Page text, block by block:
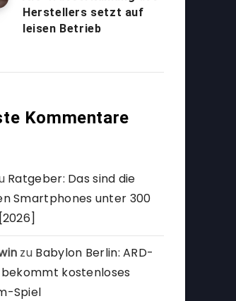
Herstellers setzt auf
leisen Betrieb
Kommentare
Ratgeber: Das sind die
Smartphones unter 300
zu Babylon Berlin: ARD-
bekommt kostenloses
Spiel